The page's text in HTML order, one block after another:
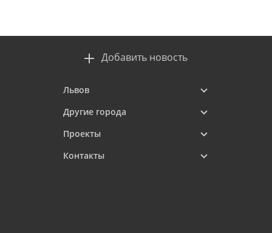
Добавить новость
Львов
Другие города
Проекты
Контакты